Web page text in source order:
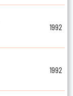
1992
1992